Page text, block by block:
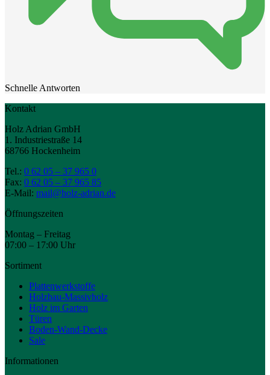
Schnelle Antworten
Kontakt
Holz Adrian GmbH
1. Industriestraße 14
68766 Hockenheim
Tel.: 0 62 05 – 37 965 0
Fax: 0 62 05 – 37 965 85
E-Mail: mail@holz-adrian.de
Öffnungszeiten
Montag – Freitag
07:00 – 17:00 Uhr
Sortiment
Plattenwerkstoffe
Holzbau-Massivholz
Holz im Garten
Türen
Boden-Wand-Decke
Sale
Informationen